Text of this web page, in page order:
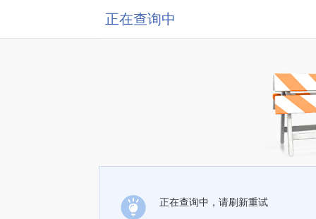
正在查询中
正在查询中，请刷新重试